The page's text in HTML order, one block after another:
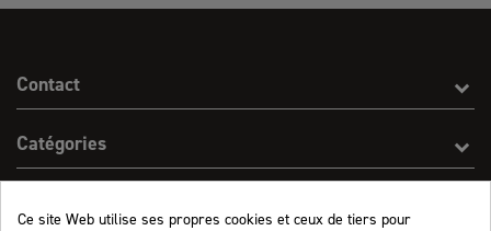
Contact
Catégories
Ce site Web utilise ses propres cookies et ceux de tiers pour